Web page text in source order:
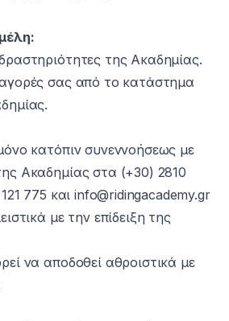
της Ακαδημίας.
σας από το κατάστημα
κατόπιν συνεννοήσεως με
Ακαδημίας στα (+30) 2810
775 και info@ridingacademy.gr
με την επίδειξη της
να αποδοθεί αθροιστικά με